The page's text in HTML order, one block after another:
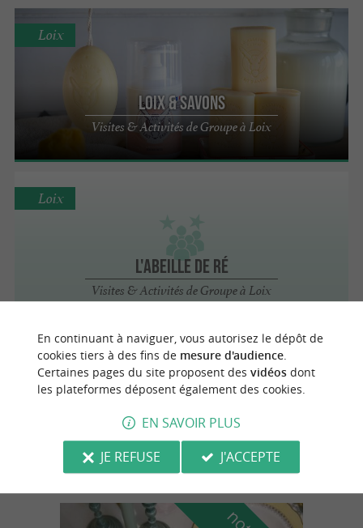
Loix & Savons
Visites & Activités de Groupe à Loix
Loix
L'Abeille de Ré
Visites & Activités de Groupe à Loix
Loix
L'Huître du Saunier
Animations & activités de Groupe à La
Couarde-sur-Mer
La Couarde-sur-Mer 1.5 km
En continuant à naviguer, vous autorisez le dépôt de
cookies tiers à des fins de mesure d'audience.
Certaines pages du site proposent des vidéosdont
les plateformes déposent également des cookies.
EN SAVOIR PLUS
JE REFUSE
J'ACCEPTE